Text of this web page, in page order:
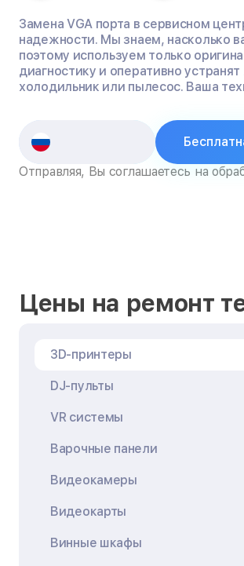
Замена VGA порта в сервисном
надежности. Мы знаем, насколько
поэтому используем только
диагностику и оперативно
холодильник или пылесос. Ваша
Отправляя, Вы соглашаетесь на
Цены на ремонт
3D-принтеры
DJ-пульты
VR системы
Варочные панели
Видеокамеры
Видеокарты
Винные шкафы